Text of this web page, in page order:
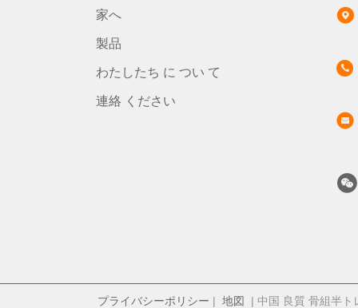
家へ
製品
わたしたち に つい て
連絡 ください
プライバシーポリシー | 地図 | 中国 良質 骨組半ト